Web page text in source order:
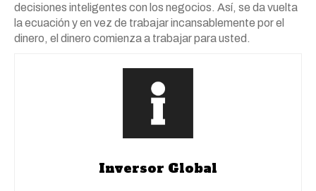
decisiones inteligentes con los negocios. Así, se da vuelta
la ecuación y en vez de trabajar incansablemente por el
dinero, el dinero comienza a trabajar para usted.
Inversor Global